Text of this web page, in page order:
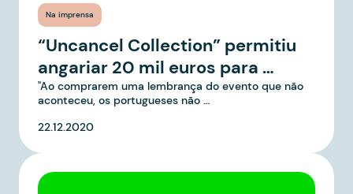
Na imprensa
“Uncancel Collection” permitiu
angariar 20 mil euros para …
"Ao comprarem uma lembrança do evento que não
aconteceu, os portugueses não …
22.12.2020